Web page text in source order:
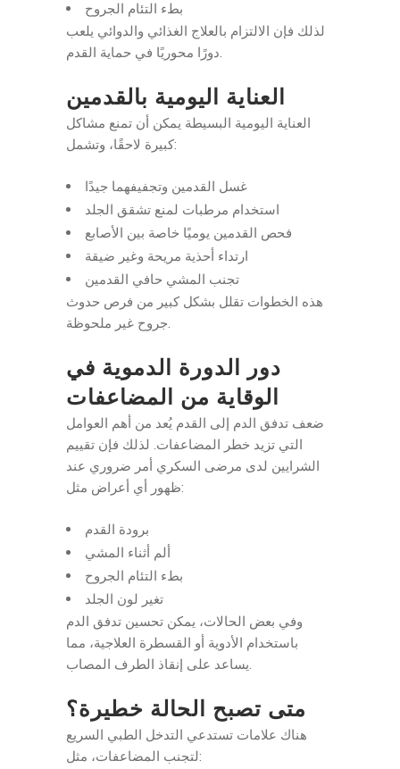
بطء التئام الجروح
لذلك فإن الالتزام بالعلاج الغذائي والدوائي يلعب
دورًا محوريًا في حماية القدم.
العناية اليومية بالقدمين
العناية اليومية البسيطة يمكن أن تمنع مشاكل
كبيرة لاحقًا، وتشمل:
غسل القدمين وتجفيفهما جيدًا
استخدام مرطبات لمنع تشقق الجلد
فحص القدمين يوميًا خاصة بين الأصابع
ارتداء أحذية مريحة وغير ضيقة
تجنب المشي حافي القدمين
هذه الخطوات تقلل بشكل كبير من فرص حدوث
جروح غير ملحوظة.
دور الدورة الدموية في
الوقاية من المضاعفات
ضعف تدفق الدم إلى القدم يُعد من أهم العوامل
التي تزيد خطر المضاعفات. لذلك فإن تقييم
الشرايين لدى مرضى السكري أمر ضروري عند
ظهور أي أعراض مثل:
برودة القدم
ألم أثناء المشي
بطء التئام الجروح
تغير لون الجلد
وفي بعض الحالات، يمكن تحسين تدفق الدم
باستخدام الأدوية أو القسطرة العلاجية، مما
يساعد على إنقاذ الطرف المصاب.
متى تصبح الحالة خطيرة؟
هناك علامات تستدعي التدخل الطبي السريع
لتجنب المضاعفات، مثل: